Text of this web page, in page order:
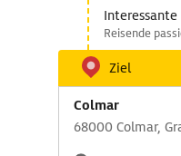
Reisende
Ziel
Colmar
68000 Colmar,